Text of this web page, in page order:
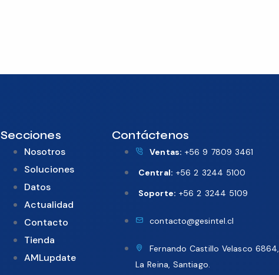
Secciones
Nosotros
Soluciones
Datos
Actualidad
Contacto
Tienda
AMLupdate
Contáctenos
Ventas: +56 9 7809 3461
Central: +56 2 3244 5100
Soporte: +56 2 3244 5109
contacto@gesintel.cl
Fernando Castillo Velasco 6864,
La Reina, Santiago.